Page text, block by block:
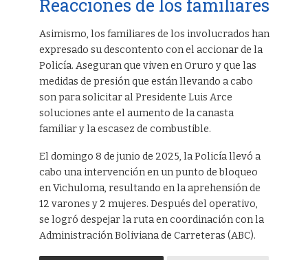
Reacciones de los familiares
Asimismo, los familiares de los involucrados han
expresado su descontento con el accionar de la
Policía. Aseguran que viven en Oruro y que las
medidas de presión que están llevando a cabo
son para solicitar al Presidente Luis Arce
soluciones ante el aumento de la canasta
familiar y la escasez de combustible.
El domingo 8 de junio de 2025, la Policía llevó a
cabo una intervención en un punto de bloqueo
en Vichuloma, resultando en la aprehensión de
12 varones y 2 mujeres. Después del operativo,
se logró despejar la ruta en coordinación con la
Administración Boliviana de Carreteras (ABC).